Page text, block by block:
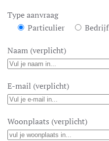
Type aanvraag
Particulier
Bedrijf
Naam (verplicht)
E-mail (verplicht)
Woonplaats (verplicht)